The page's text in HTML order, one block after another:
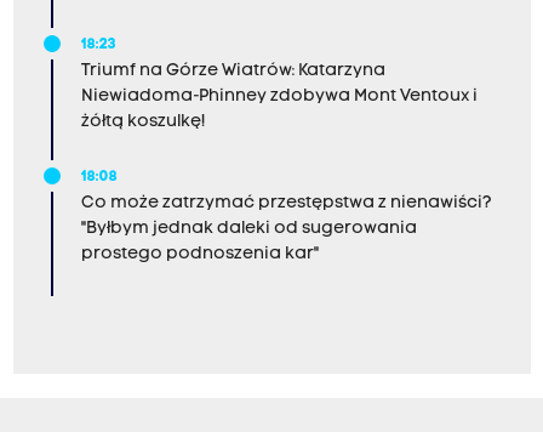
18:23
Triumf na Górze Wiatrów: Katarzyna
Niewiadoma-Phinney zdobywa Mont Ventoux i
żółtą koszulkę!
18:08
Co może zatrzymać przestępstwa z nienawiści?
"Byłbym jednak daleki od sugerowania
prostego podnoszenia kar"